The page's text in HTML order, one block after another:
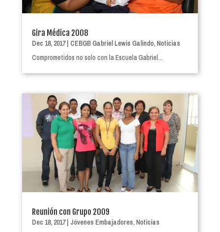
Gira Médica 2008
Dec 18, 2017| CEBGB Gabriel Lewis Galindo, Noticias
Comprometidos no solo con la Escuela Gabriel...
Reunión con Grupo 2009
Dec 18, 2017| Jóvenes Embajadores, Noticias